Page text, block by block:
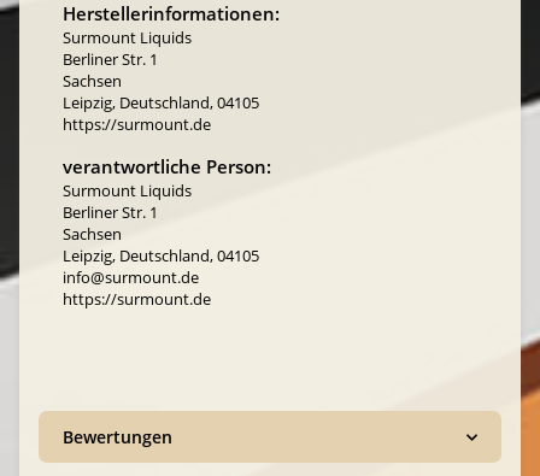
Herstellerinformationen:
Surmount Liquids
Berliner Str. 1
Sachsen
Leipzig, Deutschland, 04105
https://surmount.de
verantwortliche Person:
Surmount Liquids
Berliner Str. 1
Sachsen
Leipzig, Deutschland, 04105
info@surmount.de
https://surmount.de
Bewertungen